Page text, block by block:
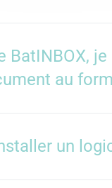
BatINBOX, je
au
un